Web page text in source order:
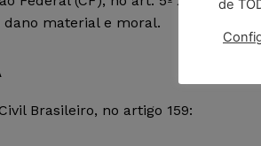
dano material e moral.
Brasileiro, no artigo 159:
de